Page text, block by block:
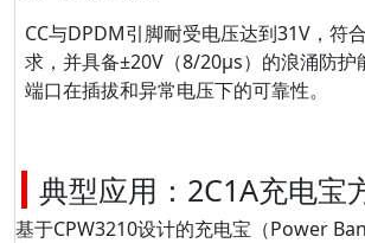
CC与DPDM引脚耐受电压达到31V，符
求，并具备±20V（8/20μs）的浪涌防护
端口在插拔和异常电压下的可靠性。
典型应用：2C1A充电宝
基于CPW3210设计的充电宝（Power